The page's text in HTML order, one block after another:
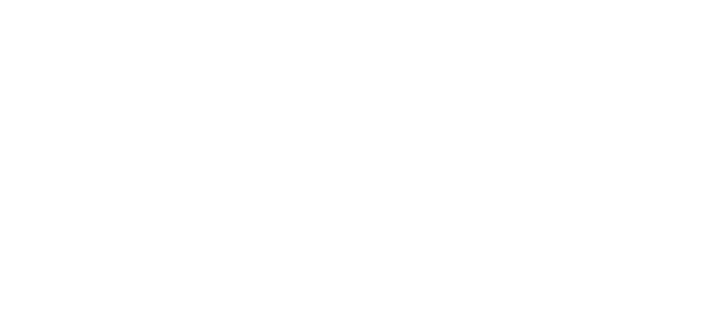
našim kompletním produktovým portfoliem.
střediscích v České republice. Více informací se dozvíte na stránkách jednotlivých středisek.